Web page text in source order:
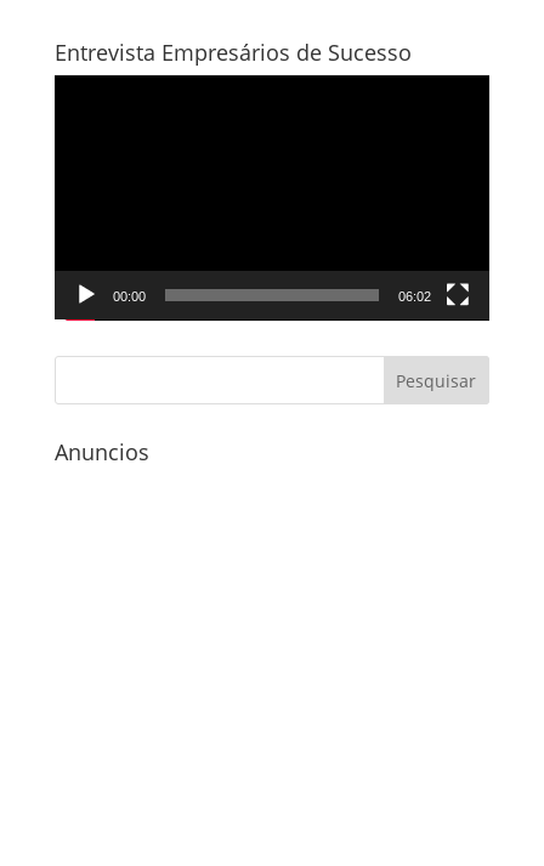
Entrevista Empresários de Sucesso
00:00 06:02
Anuncios